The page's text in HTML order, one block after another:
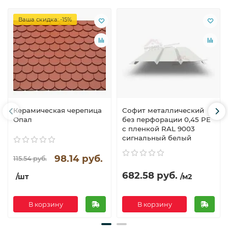
Ваша скидка: -15%
Керамическая черепица
Опал
115.54 руб. 98.14 руб.
/шт
В корзину
Софит металлический
без перфорации 0,45 PE
с пленкой RAL 9003
сигнальный белый
682.58 руб. /м2
В корзину